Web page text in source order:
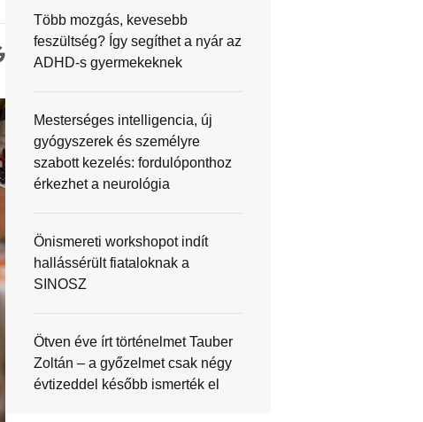
Több mozgás, kevesebb
feszültség? Így segíthet a nyár az
ADHD-s gyermekeknek
Mesterséges intelligencia, új
gyógyszerek és személyre
szabott kezelés: fordulóponthoz
érkezhet a neurológia
Önismereti workshopot indít
hallássérült fiataloknak a
SINOSZ
Ötven éve írt történelmet Tauber
Zoltán – a győzelmet csak négy
évtizeddel később ismerték el